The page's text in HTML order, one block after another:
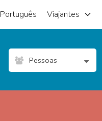
Português Viajantes
Pessoas